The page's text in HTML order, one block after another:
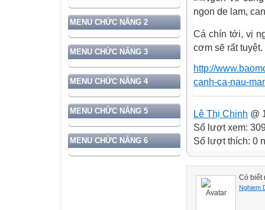
MENU CHỨC NĂNG 2
MENU CHỨC NĂNG 3
MENU CHỨC NĂNG 4
MENU CHỨC NĂNG 5
MENU CHỨC NĂNG 6
Cá chín tới, vị
cơm sẽ rất tuyệt.
http://
canh-ca-nau-
Lê Thị Chinh @
Số lượt xem:
Số lượt thích: 0
Có biết
Nghiem